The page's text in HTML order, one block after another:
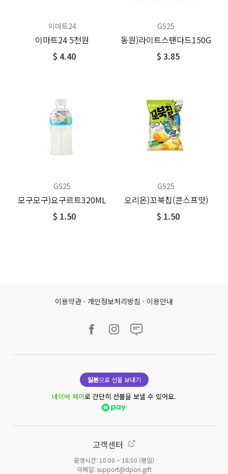
이마트24
이마트24 5천원
$ 4.40
GS25
동원)라이트스탠다드150G
$ 3.85
GS25
모구모구)요구르트320ML
$ 1.50
GS25
오리온)꼬북칩(콘스프맛)
$ 1.50
이용약관 · 개인정보처리방침 · 이용안내
일본으로 선물 보내기
네이버 페이로 간단히 선물을 보낼 수 있어요.
고객센터
운영시간: 10:00 ~ 18:00 (평일)
이메일: support@dpon.gift